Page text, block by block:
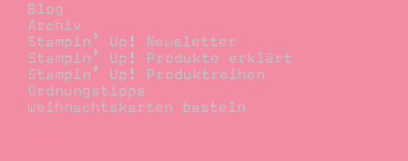
Blog
Archiv
Stampin’ Up! Newsletter
Stampin’ Up! Produkte erklärt
Stampin’ Up! Produktreihen
Ordnungstipps
Weihnachtskarten basteln